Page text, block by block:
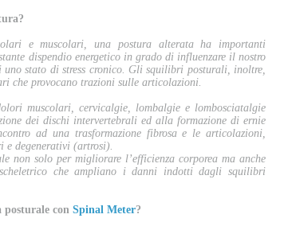
e muscolari, una postura alterata ha importanti
dispendio energetico in grado di influenzare il nostro
stato di stress cronico. Gli squilibri posturali, inoltre,
che provocano trazioni sulle articolazioni.
muscolari, cervicalgie, lombalgie e lombosciatalgie
dei dischi intervertebrali ed alla formazione di ernie
ad una trasformazione fibrosa e le articolazioni,
e degenerativi (artrosi).
non solo per migliorare l’efficienza corporea ma anche
che ampliano i danni indotti dagli squilibri
posturale con Spinal Meter?